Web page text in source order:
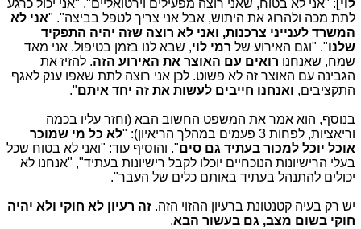
לוי] : "אני לא בטוח, שאני רוצה מפעילים וירטואליים". "אני יכול כרגע
לתת מכה ולהרוג את היתוש, אבל אני צריך לטפל בביצה". "אני לא
המשרד לענייני צרכנות, ואני לא רוצה שזה יהיה התפקיד
שלנו". "וגם האירוע של רמי לוי, שבא לנו בזמן בטיפול. אני מאד
שמח, שאנחנו רואים עם האוצר את האירוע הזה. להזיז את
הגבינה עם האוצר זה לא פשוט. לכן אני רוצה לתת שאפו ענק לאגף
התקציבים, ואנחנו חייבים לעשות את זה יחד איתם".
בנוסף, הוא אמר את המשפט החשוב הבא (וחזר עליו בכמה
וריאציות, לפחות 3 פעמים במהלך הריאיון): "
לא כל מי שמוכר
אוכל יוכל למכור בעתיד גם סים". והוסיף עוד: "ואני לא בטוח שכל
בעלי הרישיונות הנוכחיים יוכלו לקבל רישיונות בעתיד", "אנחנו לא
יכולים להתנהל בעתיד באותם כלים של העבר".
יש רק בעיה קטנטונת ברעיון ההזוי הזה. זה רעיון לא חוקי ולא יהיה
חוקי בשום מצב, גם בעשור הבא.